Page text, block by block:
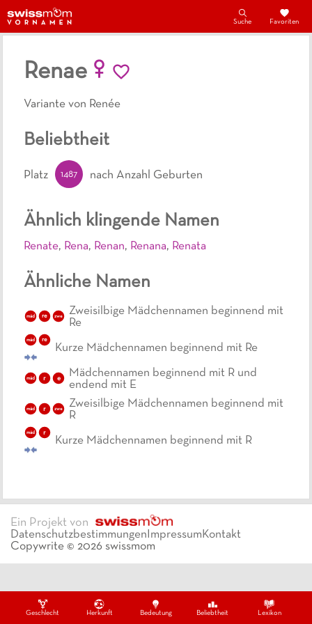
Geschlecht Herkunft Bedeutung Beliebtheit Lexikon
Suche Favoriten
Renae
Variante von Renée
Ähnlich klingende Namen
Renate, Rena, Renan, Renana, Renata
Ähnliche Namen
mäd re zwe
Zweisilbige Mädchennamen beginnend mit
Re
mäd re
Kurze Mädchennamen beginnend mit Re
mäd r e
Mädchennamen beginnend mit R und
endend mit E
mäd r zwe
Zweisilbige Mädchennamen beginnend mit
R
mäd r
Kurze Mädchennamen beginnend mit R
Beliebtheit
Platz 1487 nach Anzahl Geburten
Ein Projekt von
DatenschutzbestimmungenImpressumKontakt
Copywrite © 2026 swissmom